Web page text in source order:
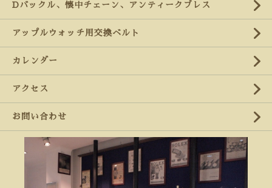
Dバックル、懐中チェーン、アンティークブレス
アップルウォッチ用交換ベルト
カレンダー
アクセス
お問い合わせ